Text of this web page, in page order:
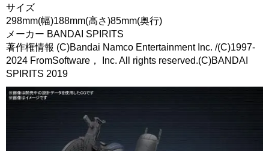
サイズ
298mm(幅)188mm(高さ)85mm(奥行)
メーカー BANDAI SPIRITS
著作権情報 (C)Bandai Namco Entertainment Inc. /(C)1997-
2024 FromSoftware， Inc. All rights reserved.(C)BANDAI
SPIRITS 2019